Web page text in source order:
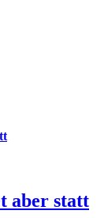
aber statt